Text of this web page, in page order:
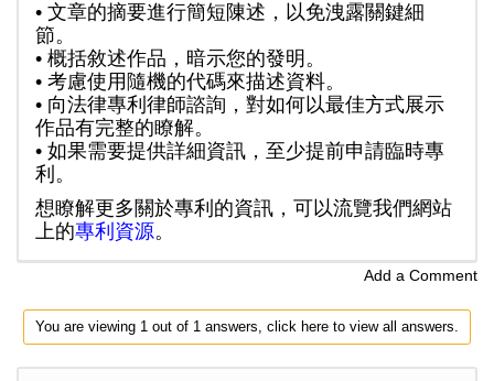
• 文章的摘要進行簡短陳述，以免洩露關鍵細
節。
• 概括敘述作品，暗示您的發明。
• 考慮使用隨機的代碼來描述資料。
• 向法律專利律師諮詢，對如何以最佳方式展示
作品有完整的瞭解。
• 如果需要提供詳細資訊，至少提前申請臨時專
利。
想瞭解更多關於專利的資訊，可以流覽我們網站
上的專利資源。
Add a Comment
You are viewing 1 out of 1 answers, click here to view all answers.